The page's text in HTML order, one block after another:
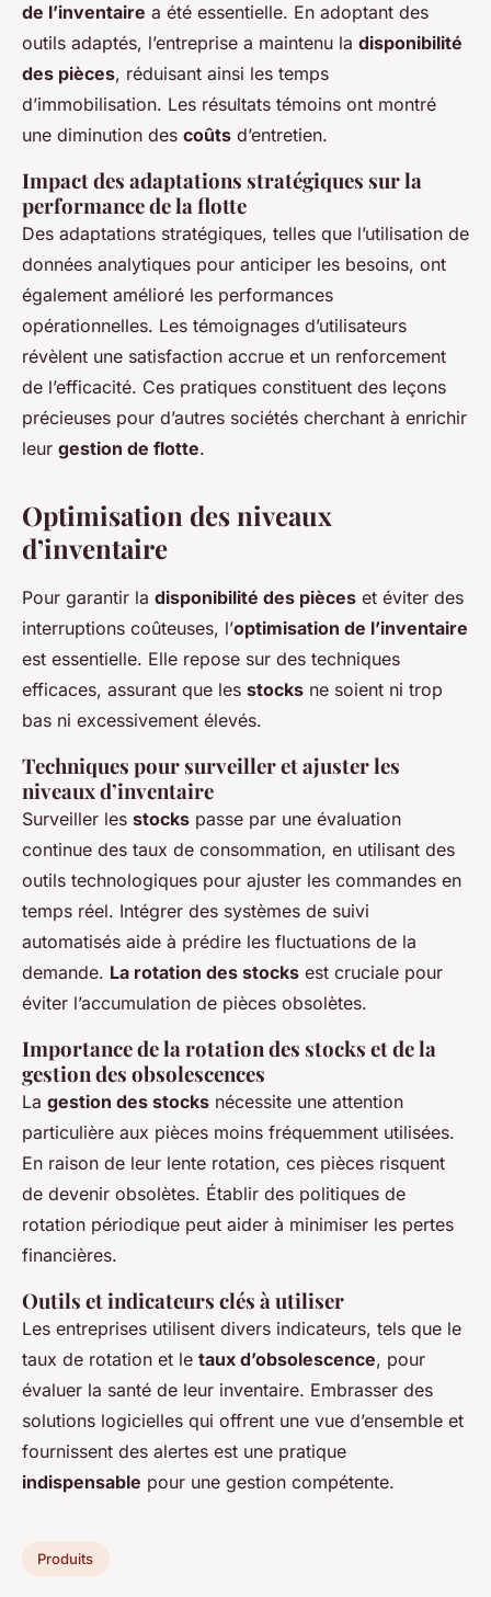
de l’inventaire a été essentielle. En adoptant des
outils adaptés, l’entreprise a maintenu la disponibilité
des pièces, réduisant ainsi les temps
d’immobilisation. Les résultats témoins ont montré
une diminution des coûts d’entretien.
Impact des adaptations stratégiques sur la
performance de la flotte
Des adaptations stratégiques, telles que l’utilisation de
données analytiques pour anticiper les besoins, ont
également amélioré les performances
opérationnelles. Les témoignages d’utilisateurs
révèlent une satisfaction accrue et un renforcement
de l’efficacité. Ces pratiques constituent des leçons
précieuses pour d’autres sociétés cherchant à enrichir
leur gestion de flotte.
Optimisation des niveaux
d’inventaire
Pour garantir la disponibilité des pièces et éviter des
interruptions coûteuses, l’optimisation de l’inventaire
est essentielle. Elle repose sur des techniques
efficaces, assurant que les stocks ne soient ni trop
bas ni excessivement élevés.
Techniques pour surveiller et ajuster les
niveaux d’inventaire
Surveiller les stocks passe par une évaluation
continue des taux de consommation, en utilisant des
outils technologiques pour ajuster les commandes en
temps réel. Intégrer des systèmes de suivi
automatisés aide à prédire les fluctuations de la
demande. La rotation des stocks est cruciale pour
éviter l’accumulation de pièces obsolètes.
Importance de la rotation des stocks et de la
gestion des obsolescences
La gestion des stocks nécessite une attention
particulière aux pièces moins fréquemment utilisées.
En raison de leur lente rotation, ces pièces risquent
de devenir obsolètes. Établir des politiques de
rotation périodique peut aider à minimiser les pertes
financières.
Outils et indicateurs clés à utiliser
Les entreprises utilisent divers indicateurs, tels que le
taux de rotation et le taux d’obsolescence, pour
évaluer la santé de leur inventaire. Embrasser des
solutions logicielles qui offrent une vue d’ensemble et
fournissent des alertes est une pratique
indispensable pour une gestion compétente.
Produits